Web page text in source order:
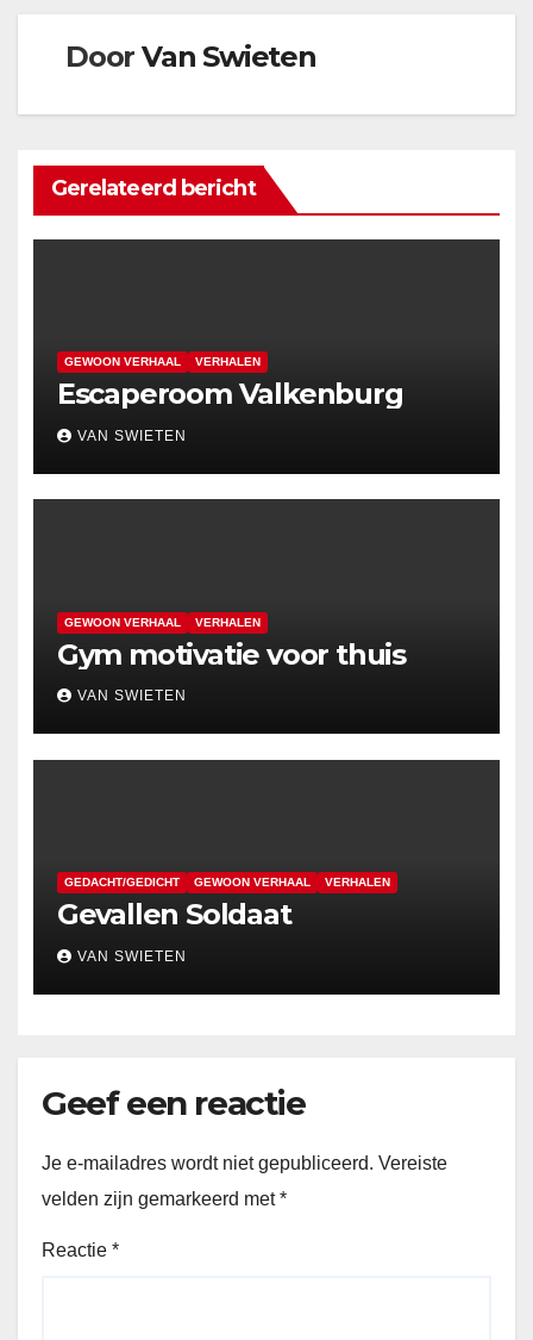
Door Van Swieten
Gerelateerd bericht
GEWOON VERHAAL VERHALEN
Escaperoom Valkenburg
VAN SWIETEN
GEWOON VERHAAL VERHALEN
Gym motivatie voor thuis
VAN SWIETEN
GEDACHT/GEDICHT GEWOON VERHAAL VERHALEN
Gevallen Soldaat
VAN SWIETEN
Geef een reactie
Je e-mailadres wordt niet gepubliceerd. Vereiste
velden zijn gemarkeerd met*
Reactie *